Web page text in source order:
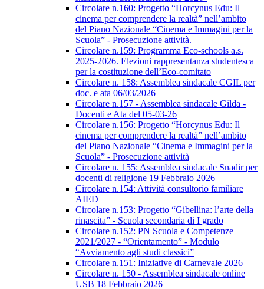
Circolare n.160: Progetto “Horcynus Edu: Il
cinema per comprendere la realtà” nell’ambito
del Piano Nazionale “Cinema e Immagini per la
Scuola” - Prosecuzione attività.
Circolare n.159: Programma Eco-schools a.s.
2025-2026. Elezioni rappresentanza studentesca
per la costituzione dell’Eco-comitato
Circolare n. 158: Assemblea sindacale CGIL per
doc. e ata 06/03/2026
Circolare n.157 - Assemblea sindacale Gilda -
Docenti e Ata del 05-03-26
Circolare n.156: Progetto “Horcynus Edu: Il
cinema per comprendere la realtà” nell’ambito
del Piano Nazionale “Cinema e Immagini per la
Scuola” - Prosecuzione attività
Circolare n. 155: Assemblea sindacale Snadir per
docenti di religione 19 Febbraio 2026
Circolare n.154: Attività consultorio familiare
AIED
Circolare n.153: Progetto “Gibellina: l’arte della
rinascita” - Scuola secondaria di I grado
Circolare n.152: PN Scuola e Competenze
2021/2027 - “Orientamento” - Modulo
“Avviamento agli studi classici”
Circolare n.151: Iniziative di Carnevale 2026
Circolare n. 150 - Assemblea sindacale online
USB 18 Febbraio 2026